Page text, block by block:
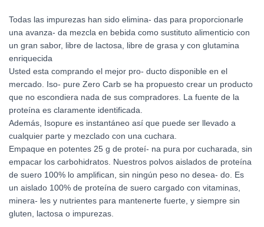
Todas las impurezas han sido elimina- das para proporcionarle
una avanza- da mezcla en bebida como sustituto alimenticio con
un gran sabor, libre de lactosa, libre de grasa y con glutamina
enriquecida
Usted esta comprando el mejor pro- ducto disponible en el
mercado. Iso- pure Zero Carb se ha propuesto crear un producto
que no escondiera nada de sus compradores. La fuente de la
proteína es claramente identificada.
Además, Isopure es instantáneo así que puede ser llevado a
cualquier parte y mezclado con una cuchara.
Empaque en potentes 25 g de proteí- na pura por cucharada, sin
empacar los carbohidratos. Nuestros polvos aislados de proteína
de suero 100% lo amplifican, sin ningún peso no desea- do. Es
un aislado 100% de proteína de suero cargado con vitaminas,
minera- les y nutrientes para mantenerte fuerte, y siempre sin
gluten, lactosa o impurezas.